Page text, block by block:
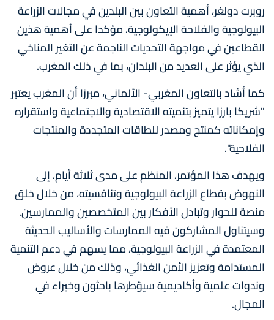
روبرت دولغر، أهمية التعاون بين البلدين في مجالات الزراعة
البيولوجية والفلاحة الإيكولوجية، مؤكدا على أهمية هذين
القطاعين في مواجهة التحديات الناجمة عن التغير المناخي
الذي يؤثر على العديد من البلدان، بما في ذلك المغرب.
كما أشاد بالتعاون المغربي- الألماني، مبرزا أن المغرب يعتبر
"شريكا بارزا يتميز بتنميته الاقتصادية والاجتماعية واستقراره
وإمكاناته كمنتج ومصدر للطاقات المتجددة والمنتجات
الفلاحية".
ويهدف هذا المؤتمر، المنظم على مدى ثلاثة أيام، إلى
النهوض بقطاع الزراعة البيولوجية وتنافسيته، من خلال خلق
منصة للحوار وتبادل الأفكار بين المتخصصين والممارسين.
وسيتناول المشاركون فيه الممارسات والأساليب الحديثة
المعتمدة في الزراعة البيولوجية، مما يسهم في دعم التنمية
المستدامة وتعزيز الأمن الغذائي، وذلك من خلال عروض
وندوات علمية وأكاديمية سيؤطرها باحثون وخبراء في
المجال.